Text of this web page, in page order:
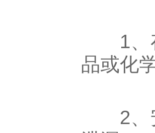
1、存
品或化
2、安